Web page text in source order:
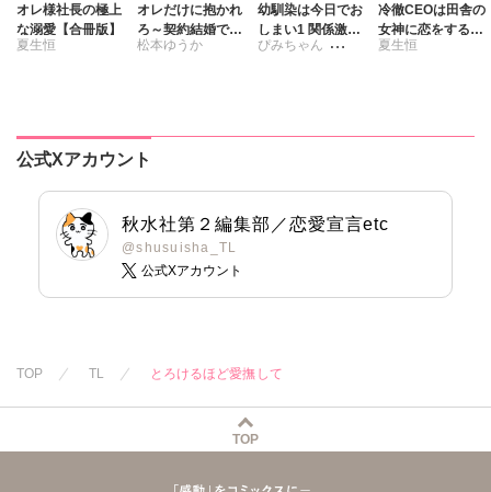
オレ様社長の極上
な溺愛【合冊版】
夏生恒
オレだけに抱かれ
ろ～契約結婚で憧
れの教授の妻にな
松本ゆうか
幼馴染は今日でお
しまい1 関係激
変。仲良し男子が
ぴみちゃん
冷徹CEOは田舎の
女神に恋をする～
奥まで溶かす深い
夏生恒
公式Xアカウント
秋水社第２編集部／恋愛宣言etc
@shusuisha_TL
公式Xアカウント
TOP TL とろけるほど愛撫して
TOP